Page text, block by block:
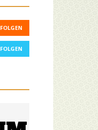
FOLGEN
FOLGEN